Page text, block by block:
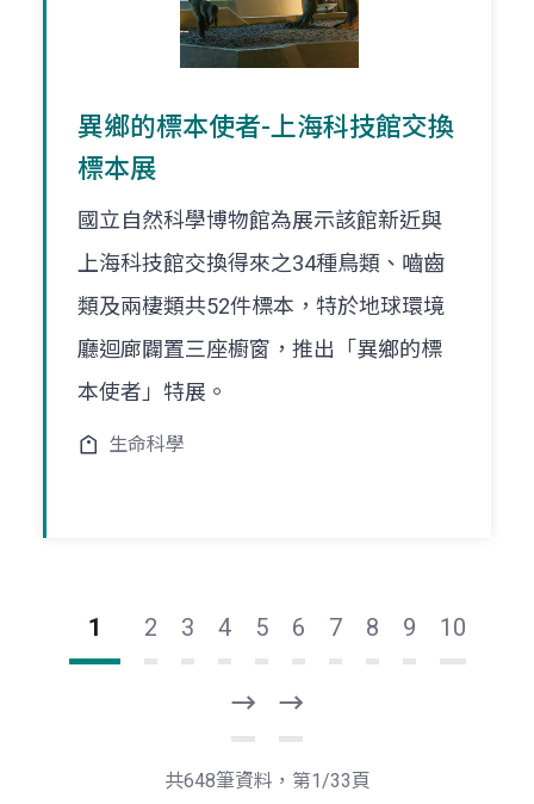
異鄉的標本使者-上海科技館交換
標本展
國立自然科學博物館為展示該館新近與
上海科技館交換得來之34種鳥類、嚙齒
類及兩棲類共52件標本，特於地球環境
廳迴廊闢置三座櫥窗，推出「異鄉的標
本使者」特展。
生命科學
1 2 3 4 5 6 7 8 9 10
一
頁
後
一
共648筆資料，第1/33頁